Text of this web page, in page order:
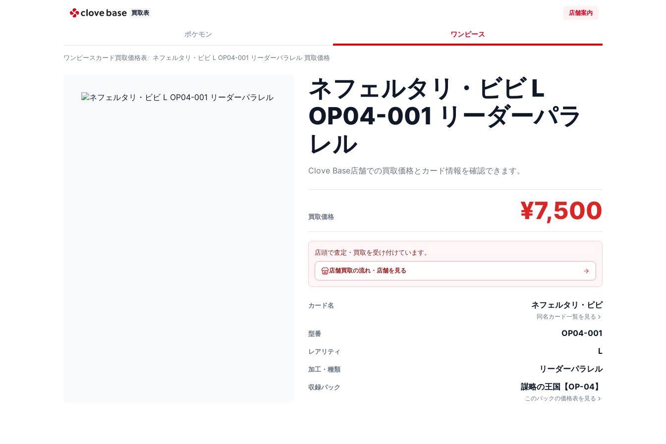
買取表 店舗案内
ポケモン ワンピース
ワンピースカード買取価格表 ネフェルタリ・ビビ L OP04-001 リーダーパラレル 買取価格
ネフェルタリ・ビビ L
OP04-001 リーダーパラ
レル
Clove Base店舗での買取価格とカード情報を確認できます。
買取価格 ¥7,500
店頭で査定・買取を受け付けています。
店舗買取の流れ・店舗を見る
カード名 ネフェルタリ・ビビ
同名カード一覧を見る
型番 OP04-001
レアリティ L
加工・種類 リーダーパラレル
収録パック 謀略の王国【OP-04】
このパックの価格表を見る